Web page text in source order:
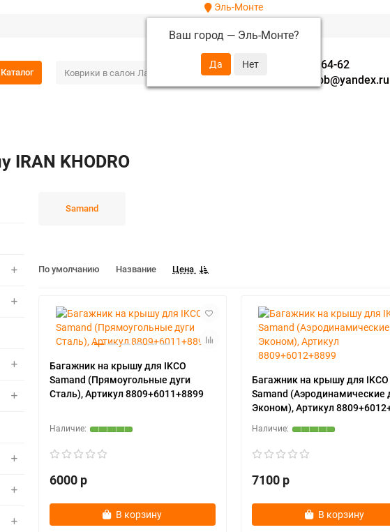
Эль-Монте
Ваш город — Эль-Монте?
Каталог
+7 (952) 288-64-62
autofavorit-spb@yandex.ru
IRAN KHODRO
Samand
По умолчанию Название Цена
Багажник на крышу для IKCO
Samand (Прямоугольные дуги
Сталь), Артикул 8809+6011+8899
6000 р
В корзину
Багажник на крышу для IKCO
Samand (Аэродинамические
Эконом), Артикул
7100 р
В корзину